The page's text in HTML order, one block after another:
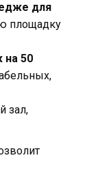
для
площадку
на 50
зал,